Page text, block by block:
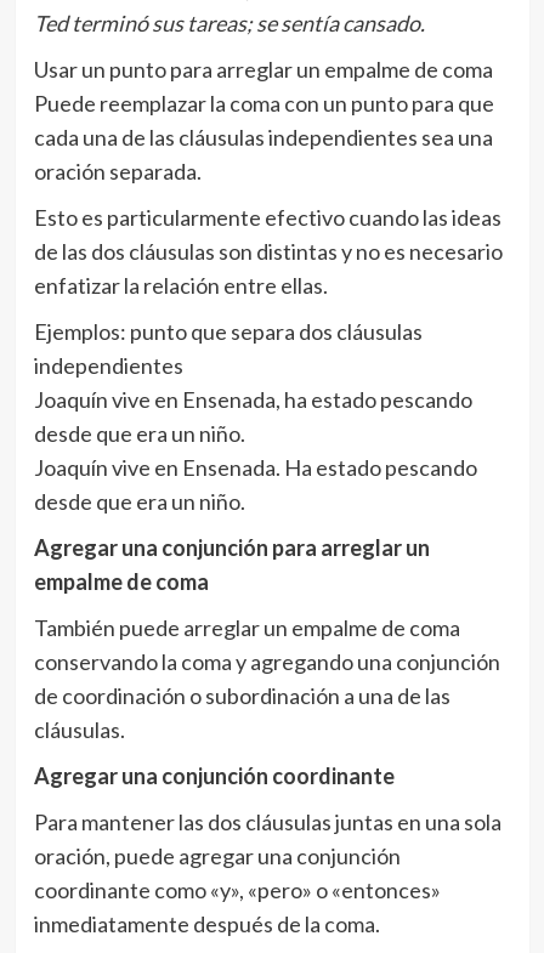
Ted terminó sus tareas; se sentía cansado.
Usar un punto para arreglar un empalme de coma
Puede reemplazar la coma con un punto para que
cada una de las cláusulas independientes sea una
oración separada.
Esto es particularmente efectivo cuando las ideas
de las dos cláusulas son distintas y no es necesario
enfatizar la relación entre ellas.
Ejemplos: punto que separa dos cláusulas
independientes
Joaquín vive en Ensenada, ha estado pescando
desde que era un niño.
Joaquín vive en Ensenada. Ha estado pescando
desde que era un niño.
Agregar una conjunción para arreglar un
empalme de coma
También puede arreglar un empalme de coma
conservando la coma y agregando una conjunción
de coordinación o subordinación a una de las
cláusulas.
Agregar una conjunción coordinante
Para mantener las dos cláusulas juntas en una sola
oración, puede agregar una conjunción
coordinante como «y», «pero» o «entonces»
inmediatamente después de la coma.